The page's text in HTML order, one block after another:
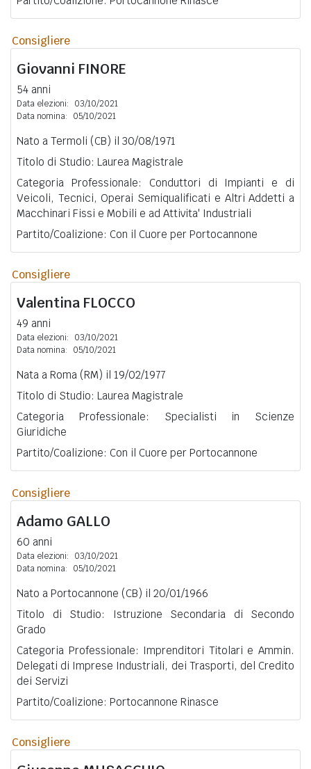
Consigliere
Giovanni FINORE
54 anni
Data elezioni:
03/10/2021
Data nomina:
05/10/2021
Nato a Termoli (CB) il 30/08/1971
Titolo di Studio: Laurea Magistrale
Categoria Professionale: Conduttori di Impianti e di
Veicoli, Tecnici, Operai Semiqualificati e Altri Addetti a
Macchinari Fissi e Mobili e ad Attivita' Industriali
Partito/Coalizione: Con il Cuore per Portocannone
Consigliere
Valentina FLOCCO
49 anni
Data elezioni:
03/10/2021
Data nomina:
05/10/2021
Nata a Roma (RM) il 19/02/1977
Titolo di Studio: Laurea Magistrale
Categoria Professionale: Specialisti in Scienze
Giuridiche
Partito/Coalizione: Con il Cuore per Portocannone
Consigliere
Adamo GALLO
60 anni
Data elezioni:
03/10/2021
Data nomina:
05/10/2021
Nato a Portocannone (CB) il 20/01/1966
Titolo di Studio: Istruzione Secondaria di Secondo
Grado
Categoria Professionale: Imprenditori Titolari e Ammin.
Delegati di Imprese Industriali, dei Trasporti, del Credito
dei Servizi
Partito/Coalizione: Portocannone Rinasce
Consigliere